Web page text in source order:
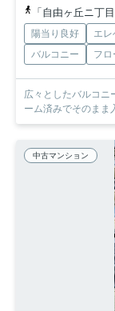
「自由ヶ丘ニ丁
陽当り良好 エレ
バルコニー
フ
広々としたバルコ
ーム済みでそのまま
中古マンション